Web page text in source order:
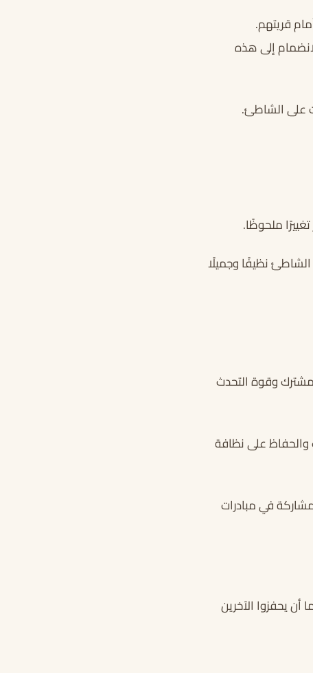
قريتهم.
إلى هذه
على الشاطئ.
ملحوظًا.
نظيفًا وجميلًا
وقوة التحدث
والحفاظ على نظافة
في مبادرات
أن يحفزوا الآخرين